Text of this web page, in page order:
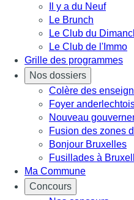
Il y a du Neuf
Le Brunch
Le Club du
Le Club de l'Immo
Grille des programmes
Nos dossiers
Colère des
Foyer
Nouveau
Fusion des zones
Bonjour Bruxelles
Fusillades à
Ma Commune
Concours